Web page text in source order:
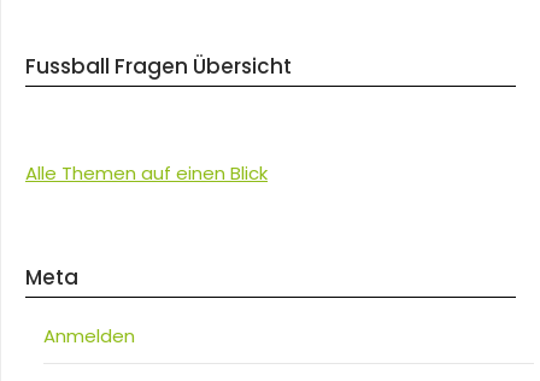
Fussball Fragen Übersicht
Alle Themen auf einen Blick
Meta
Anmelden